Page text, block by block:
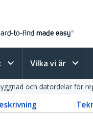
Vilka vi är
och datordelar för